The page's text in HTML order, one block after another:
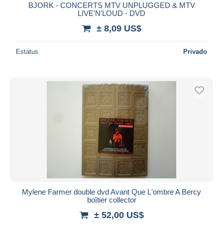
BJORK - CONCERTS MTV UNPLUGGED & MTV
LIVE'N'LOUD - DVD
± 8,09 US$
Estatus Privado
Mylene Farmer double dvd Avant Que L'ombre A Bercy
boîtier collector
± 52,00 US$